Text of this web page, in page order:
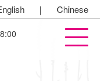
｜ Chinese